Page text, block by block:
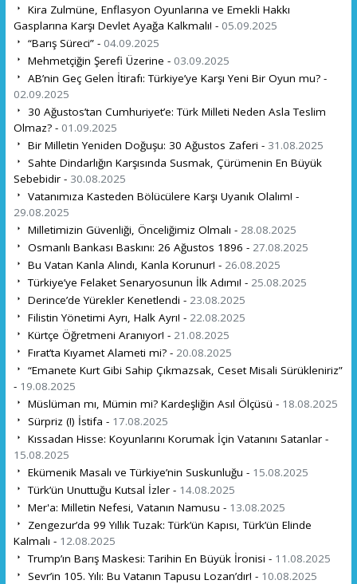
Kira Zulmüne, Enflasyon Oyunlarına ve Emekli Hakkı
Gasplarına Karşı Devlet Ayağa Kalkmalı! - 05.09.2025
“Barış Süreci” - 04.09.2025
Mehmetçiğin Şerefi Üzerine - 03.09.2025
AB’nin Geç Gelen İtirafı: Türkiye’ye Karşı Yeni Bir Oyun mu? -
02.09.2025
30 Ağustos’tan Cumhuriyet’e: Türk Milleti Neden Asla Teslim
Olmaz? - 01.09.2025
Bir Milletin Yeniden Doğuşu: 30 Ağustos Zaferi - 31.08.2025
Sahte Dindarlığın Karşısında Susmak, Çürümenin En Büyük
Sebebidir - 30.08.2025
Vatanımıza Kasteden Bölücülere Karşı Uyanık Olalım! -
29.08.2025
Milletimizin Güvenliği, Önceliğimiz Olmalı - 28.08.2025
Osmanlı Bankası Baskını: 26 Ağustos 1896 - 27.08.2025
Bu Vatan Kanla Alındı, Kanla Korunur! - 26.08.2025
Türkiye’ye Felaket Senaryosunun İlk Adımı! - 25.08.2025
Derince’de Yürekler Kenetlendi - 23.08.2025
Filistin Yönetimi Ayrı, Halk Ayrı! - 22.08.2025
Kürtçe Öğretmeni Aranıyor! - 21.08.2025
Fırat’ta Kıyamet Alameti mi? - 20.08.2025
“Emanete Kurt Gibi Sahip Çıkmazsak, Ceset Misali Sürükleniriz”
- 19.08.2025
Müslüman mı, Mümin mi? Kardeşliğin Asıl Ölçüsü - 18.08.2025
Sürpriz (!) İstifa - 17.08.2025
Kıssadan Hisse: Koyunlarını Korumak İçin Vatanını Satanlar -
15.08.2025
Ekümenik Masalı ve Türkiye’nin Suskunluğu - 15.08.2025
Türk’ün Unuttuğu Kutsal İzler - 14.08.2025
Mer'a: Milletin Nefesi, Vatanın Namusu - 13.08.2025
Zengezur’da 99 Yıllık Tuzak: Türk’ün Kapısı, Türk’ün Elinde
Kalmalı - 12.08.2025
Trump’ın Barış Maskesi: Tarihin En Büyük İronisi - 11.08.2025
Sevr’in 105. Yılı: Bu Vatanın Tapusu Lozan’dır! - 10.08.2025